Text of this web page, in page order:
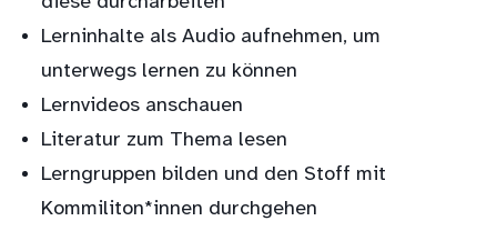
Lerninhalte als Audio aufnehmen, um
unterwegs lernen zu können
Lernvideos anschauen
Literatur zum Thema lesen
Lerngruppen bilden und den Stoff mit
Kommiliton*innen durchgehen